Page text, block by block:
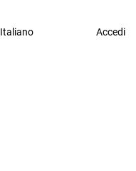
Italiano Accedi